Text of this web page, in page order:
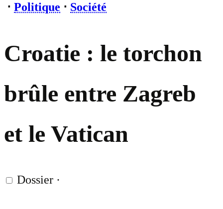
⋅ Politique ⋅ Société
Croatie : le torchon
brûle entre Zagreb
et le Vatican
Dossier ·